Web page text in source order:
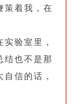
策着我，在
验室里，
结也不是那
信的话，